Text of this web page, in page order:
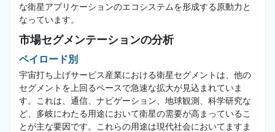
な衛星アプリケーションのエコシステムを形成する原動力と
なっています。
市場セグメンテーションの分析
ペイロード別
宇宙打ち上げサービス産業における衛星セグメントは、他の
セグメントを上回るペースで急速な拡大が見込まれていま
す。これは、通信、ナビゲーション、地球観測、科学研究な
ど、多岐にわたる用途において衛星の需要が高まっているこ
とが主な要因です。これらの用途は現代社会においてますま